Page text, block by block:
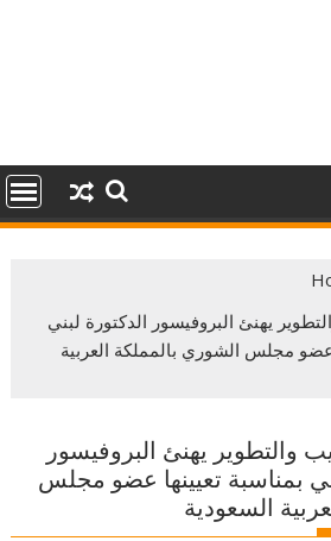
يهنئ البروفيسور الدكتورة لبني
عضو مجلس الشوري بالمملكة العربية
والتطوير يهنئ البروفيسور
بمناسبة تعيينها عضو مجلس
السعودية